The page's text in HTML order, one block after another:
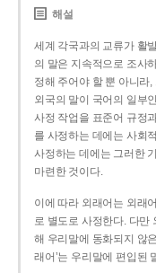
해설
세계 각국과의 교류가 활
의 말은 지속적으로 조사
정해 주어야 할 뿐 아니라
외국의 말이 국어의 일부
사정 작업을 표준어 규정
를 사정하는 데에는 사회
사정하는 데에는 그러한
마련한 것이다.
이에 따라 외래어는 외래
로 별도로 사정한다. 다만
해 우리말에 동화되지 않
래어’는 우리말에 편입된